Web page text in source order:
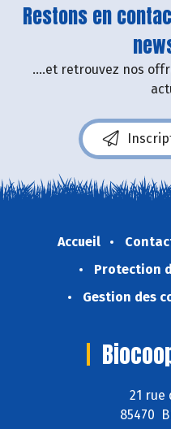
Restons en
....et retrouvez nos
Accueil
Protection
Gestion des
21 rue
85470